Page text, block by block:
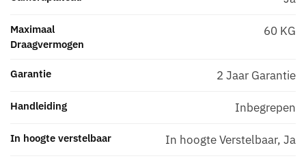
Maximaal
Draagvermogen
60 KG
Garantie 2 Jaar Garantie
Handleiding Inbegrepen
In hoogte verstelbaar In hoogte Verstelbaar, Ja